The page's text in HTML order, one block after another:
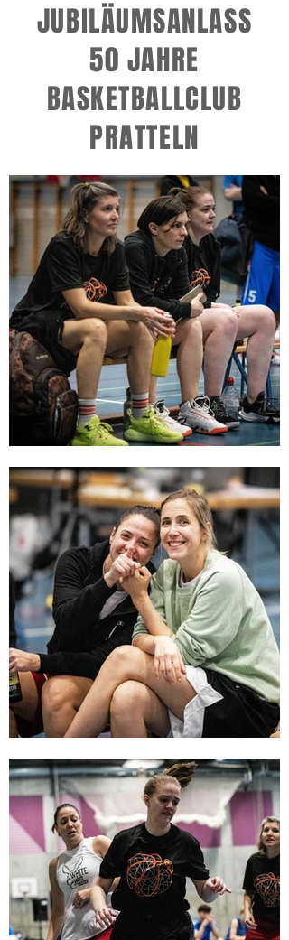
JUBILÄUMSANLASS
50 JAHRE
BASKETBALLCLUB
PRATTELN